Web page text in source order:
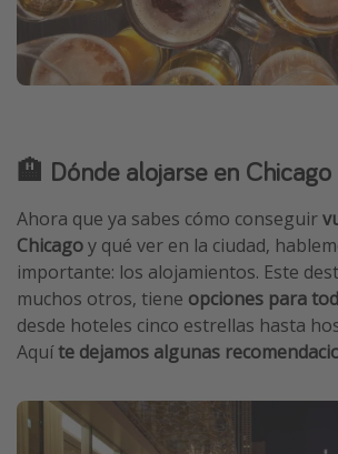
🏨 Dónde alojarse en Chicago
Ahora que ya sabes cómo conseguir
Chicagoy qué ver en la ciudad,
importante: los alojamientos. Este
muchos otros, tiene opciones para
desde hoteles cinco estrellas hasta
Aquíte dejamos algunas